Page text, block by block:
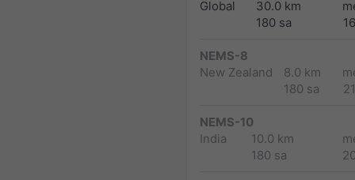
Global
30.0 km
180 sa
NEMS-8
New Zealand
8.0 km
180 sa
NEMS-10
India
10.0 km
180 sa